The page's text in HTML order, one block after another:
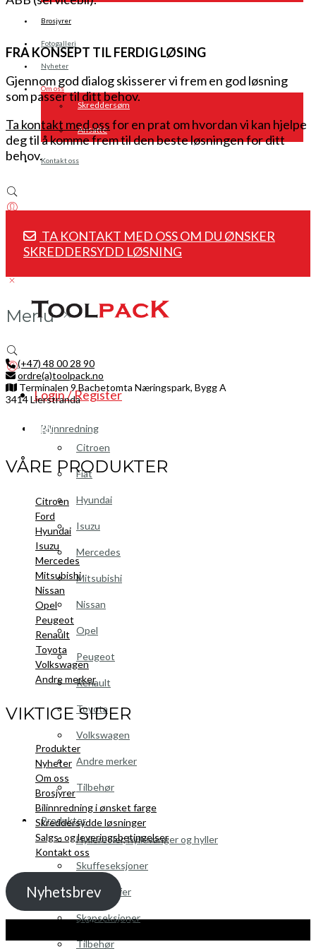
Brosjyrer
Fotogalleri
Nyheter
Om oss
Skreddersøm
Ansatte
Kontakt oss
Login / Register
Menu
Login / Register
Bilinnredning
Citroen
Fiat
Hyundai
Isuzu
Mercedes
Mitsubishi
Nissan
Opel
Peugeot
Renault
Toyota
Volkswagen
Andre merker
Tilbehør
Produkter
Hyllereoler, hyllevanger og hyller
Skuffeseksjoner
Bunnskuffer
Skapseksjoner
Tilbehør
FRA KONSEPT TIL FERDIG LØSING
Gjennom god dialog skisserer vi frem en god løsning
som passer til ditt behov.
Ta kontakt med ossfor en prat om hvordan vi kan hjelpe
deg til å komme frem til den beste løsningen for ditt
behov.
TA KONTAKT MED OSS OM DU ØNSKER
SKREDDERSYDD LØSNING
(+47) 48 00 28 90
ordre(a)toolpack.no
Terminalen 9 Bachetomta Næringspark, Bygg A
3414 Lierstranda
Facebook
LinkedIn
Instagram
VÅRE PRODUKTER
Citroen
Ford
Hyundai
Isuzu
Mercedes
Mitsubishi
Nissan
Opel
Peugeot
Renault
Toyota
Volkswagen
Andre merker
VIKTIGE SIDER
Produkter
Nyheter
Om oss
Brosjyrer
Bilinnredning i ønsket farge
Skreddersydde løsninger
Salgs- og leveringsbetingelser
Kontakt oss
Nyhetsbrev
Kopibeskyttelse 2021 Toolpack AS - Alle rettigheter. Nettside laget av